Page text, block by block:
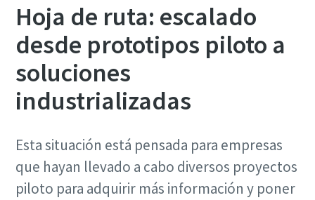
Hoja de ruta: escalado
desde prototipos piloto a
soluciones
industrializadas
Esta situación está pensada para empresas
que hayan llevado a cabo diversos proyectos
piloto para adquirir más información y poner